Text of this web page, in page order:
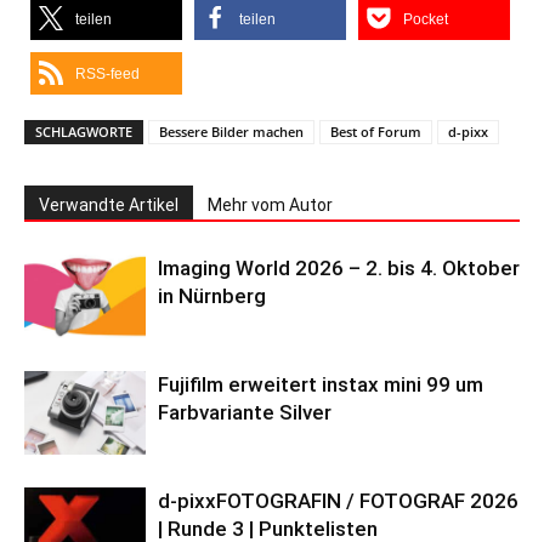
teilen teilen Pocket
RSS-feed
SCHLAGWORTE Bessere Bilder machen Best of Forum d-pixx
Verwandte Artikel Mehr vom Autor
Imaging World 2026 – 2. bis 4. Oktober
in Nürnberg
Fujifilm erweitert instax mini 99 um
Farbvariante Silver
d-pixxFOTOGRAFIN / FOTOGRAF 2026
| Runde 3 | Punktelisten